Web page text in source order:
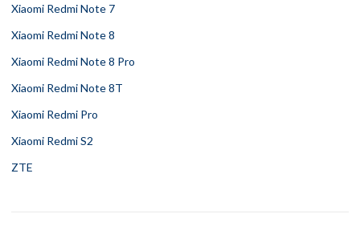
Xiaomi Redmi Note 7
Xiaomi Redmi Note 8
Xiaomi Redmi Note 8 Pro
Xiaomi Redmi Note 8T
Xiaomi Redmi Pro
Xiaomi Redmi S2
ZTE